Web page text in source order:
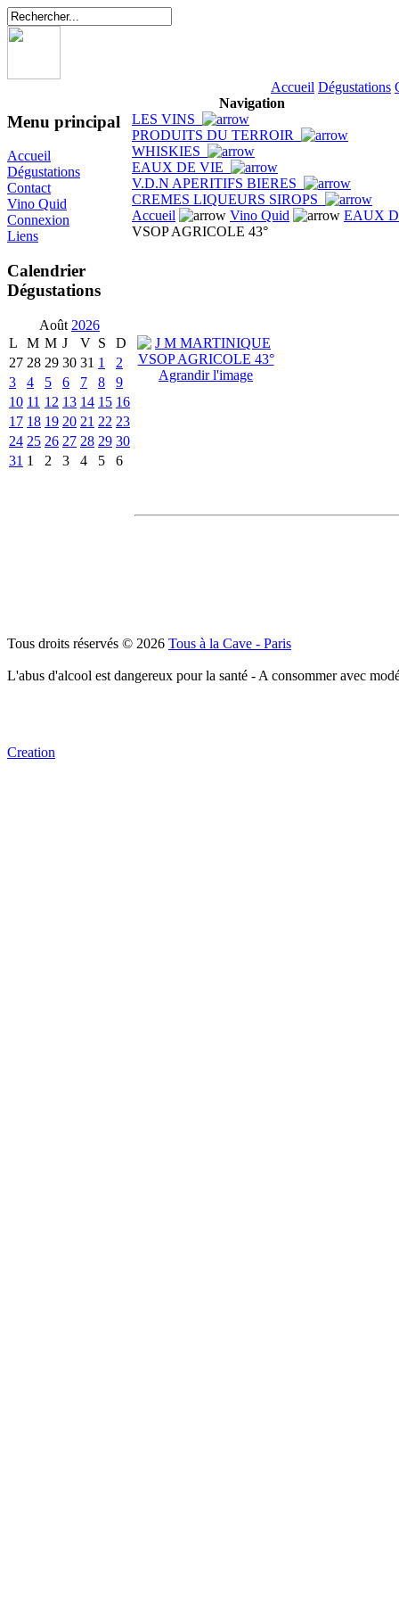
Accueil Dégustations
Menu principal
Accueil
Dégustations
Contact
Vino Quid
Connexion
Liens
Calendrier
Dégustations
Août 2026
L
M M J V S
D
27 28 29 30 31 1
2
3
4 5 6 7 8
9
10 11 12 13 14 15 16
17 18 19 20 21 22 23
24 25 26 27 28 29 30
31 1 2 3 4 5 6
Navigation
LES VINS
PRODUITS DU TERROIR
WHISKIES
EAUX DE VIE
V.D.N APERITIFS BIERES
CREMES LIQUEURS SIROPS
Accueil
Vino Quid
EAUX
VSOP AGRICOLE 43°
Agrandir l'image
Tous droits réservés © 2026 Tous à la Cave - Paris
L'abus d'alcool est dangereux pour la santé - A consommer avec
Creation